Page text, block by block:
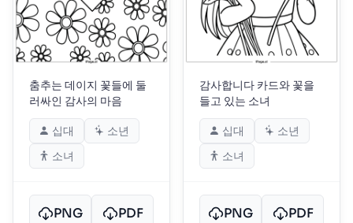
춤추는 데이지 꽃들에 둘
러싸인 감사의 마음
십대
소년
소녀
PNG PDF
감사합니다 카드와 꽃을
들고 있는 소녀
십대
소년
소녀
PNG PDF